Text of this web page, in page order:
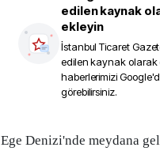
edilen kaynak
ekleyin
İstanbul Ticaret
edilen kaynak olarak
haberlerimizi
görebilirsiniz.
Ege Denizi'nde meydana gelen sismik hareketlilik nedeniyle